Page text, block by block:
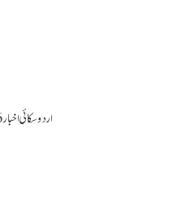
اردو سکائی اخبار 26 ستمبر 2011|چکوال میں اسکول بس کو حادثہ،26طلبا جاں بحق،50زخمی